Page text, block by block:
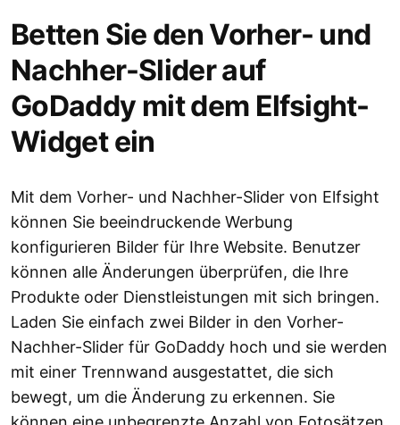
Betten Sie den Vorher- und
Nachher-Slider auf
GoDaddy mit dem Elfsight-
Widget ein
Mit dem Vorher- und Nachher-Slider von Elfsight
können Sie beeindruckende Werbung
konfigurieren Bilder für Ihre Website. Benutzer
können alle Änderungen überprüfen, die Ihre
Produkte oder Dienstleistungen mit sich bringen.
Laden Sie einfach zwei Bilder in den Vorher-
Nachher-Slider für GoDaddy hoch und sie werden
mit einer Trennwand ausgestattet, die sich
bewegt, um die Änderung zu erkennen. Sie